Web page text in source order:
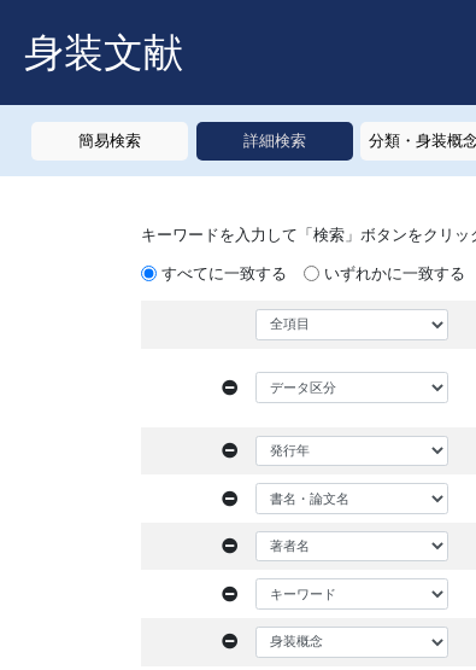
身装文献
簡易検索 詳細検索 分類・身装概
キーワードを入力して「検索」ボタンをクリッ
すべてに一致する
いずれかに一致する